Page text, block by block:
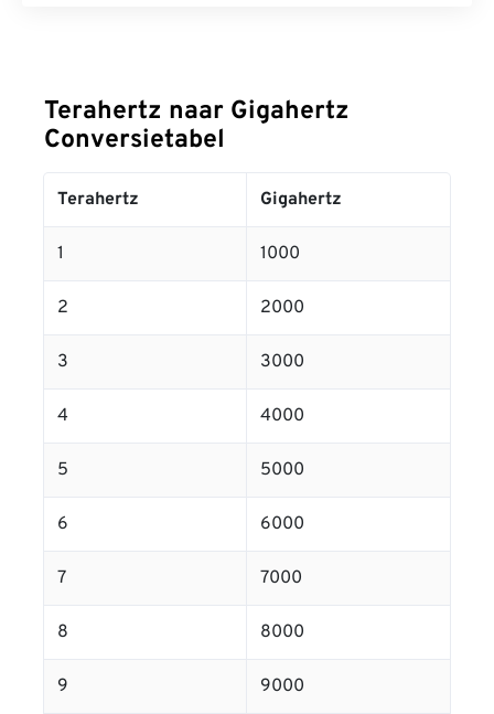
Terahertz naar Gigahertz
Conversietabel
Terahertz Gigahertz
1 1000
2 2000
3 3000
4 4000
5 5000
6 6000
7 7000
8 8000
9 9000